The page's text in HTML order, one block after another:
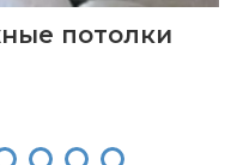
потолки